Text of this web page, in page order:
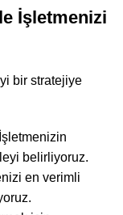
İşletmenizi
bir stratejiye
İşletmenizin
belirliyoruz.
en verimli